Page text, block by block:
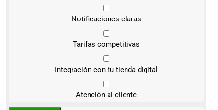
Notificaciones claras
Tarifas competitivas
Integración con tu tienda digital
Atención al cliente